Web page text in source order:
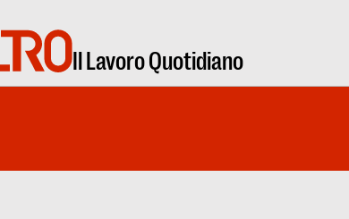
Il Lavoro Quotidiano